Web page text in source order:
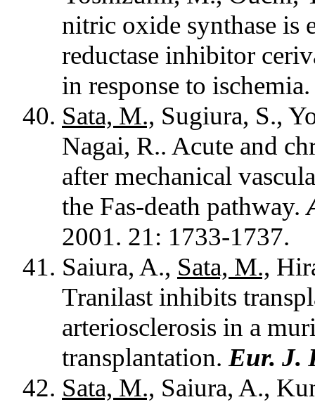
nitric oxide synthase is
reductase inhibitor
in response to
Sata, M., Sugiura, S.,
Nagai, R.. Acute and
after mechanical
the Fas-death pathway.
2001. 21: 1733-1737.
Saiura, A., Sata, M.,
Tranilast inhibits
arteriosclerosis in a
transplantation. Eur. J.
Sata, M., Saiura, A.,